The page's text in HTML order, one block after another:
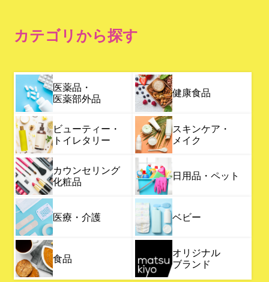
カテゴリから探す
医薬品・
医薬部外品
健康食品
ビューティー・
トイレタリー
スキンケア・
メイク
カウンセリング
化粧品
日用品・ペット
医療・介護 ベビー
食品
オリジナル
ブランド